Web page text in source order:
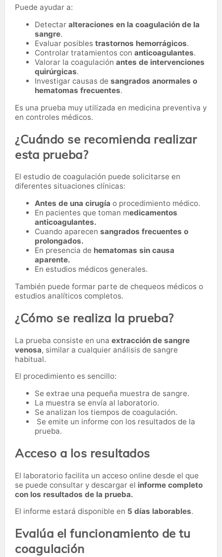
Puede ayudar a:
Detectar alteraciones en la coagulación de la
sangre.
Evaluar posibles trastornos hemorrágicos.
Controlar tratamientos con anticoagulantes.
Valorar la coagulación antes de intervenciones
quirúrgicas.
Investigar causas de sangrados anormales o
hematomas frecuentes.
Es una prueba muy utilizada en medicina preventiva y
en controles médicos.
¿Cuándo se recomienda realizar
esta prueba?
El estudio de coagulación puede solicitarse en
diferentes situaciones clínicas:
Antes de una cirugía o procedimiento médico.
En pacientes que toman medicamentos
anticoagulantes.
Cuando aparecen sangrados frecuentes o
prolongados.
En presencia de hematomas sin causa
aparente.
En estudios médicos generales.
También puede formar parte de chequeos médicos o
estudios analíticos completos.
¿Cómo se realiza la prueba?
La prueba consiste en una extracción de sangre
venosa, similar a cualquier análisis de sangre
habitual.
El procedimiento es sencillo:
Se extrae una pequeña muestra de sangre.
La muestra se envía al laboratorio.
Se analizan los tiempos de coagulación.
Se emite un informe con los resultados de la
prueba.
Acceso a los resultados
El laboratorio facilita un acceso online desde el que
se puede consultar y descargar el informe completo
con los resultados de la prueba.
El informe estará disponible en 5 días laborables.
Evalúa el funcionamiento de tu
coagulación